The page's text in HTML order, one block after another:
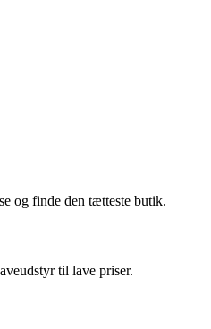
og finde den tætteste butik.
til lave priser.